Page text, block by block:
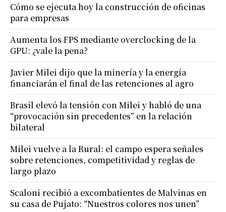
Cómo se ejecuta hoy la construcción de oficinas
para empresas
Aumenta los FPS mediante overclocking de la
GPU: ¿vale la pena?
Javier Milei dijo que la minería y la energía
financiarán el final de las retenciones al agro
Brasil elevó la tensión con Milei y habló de una
“provocación sin precedentes” en la relación
bilateral
Milei vuelve a la Rural: el campo espera señales
sobre retenciones, competitividad y reglas de
largo plazo
Scaloni recibió a excombatientes de Malvinas en
su casa de Pujato: “Nuestros colores nos unen”